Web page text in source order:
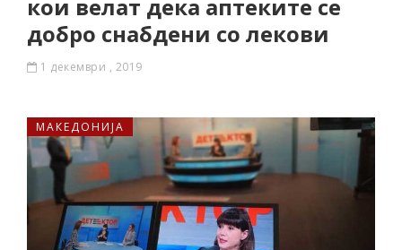
кои велат дека аптеките се
добро снабдени со лекови
1 декември , 2019
МАКЕДОНИЈА